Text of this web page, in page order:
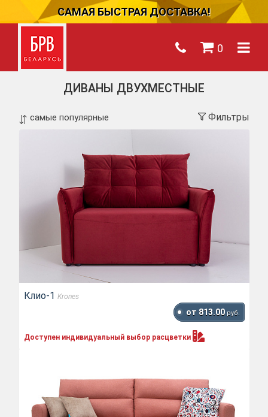
САМАЯ БЫСТРАЯ ДОСТАВКА!
0
ДИВАНЫ ДВУХМЕСТНЫЕ
Фильтры
Клио-1 Krones
от 813.00 руб.
Доступен индивидуальный выбор расцветки